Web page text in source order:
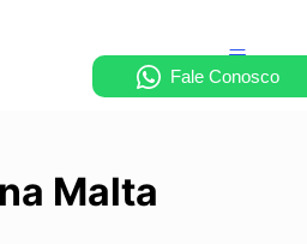
Malta